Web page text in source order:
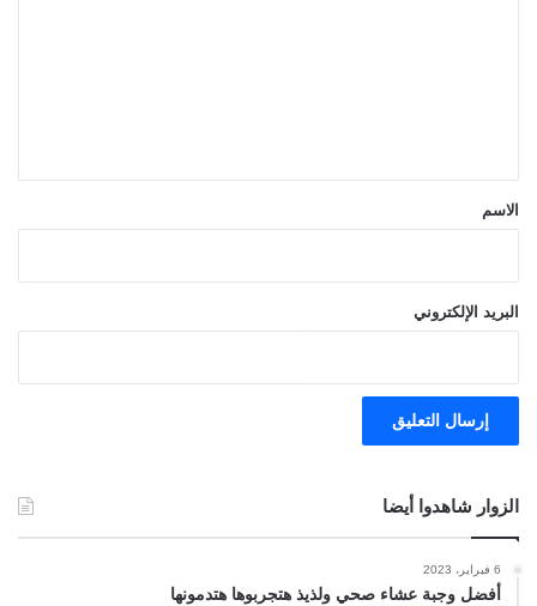
*الاسم
البريد الإلكتروني
الزوار شاهدوا أيضا
6 فبراير، 2023
أفضل وجبة عشاء صحي ولذيذ هتجربوها هتدمونها